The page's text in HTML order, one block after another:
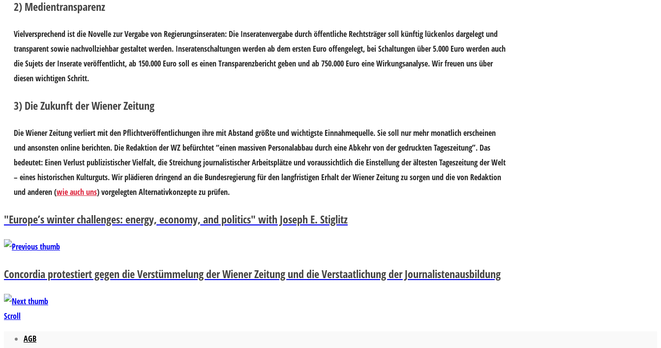
2) Medientransparenz
Vielversprechend ist die Novelle zur Vergabe von Regierungsinseraten: Die Inseratenvergabe durch öffentliche Rechtsträger soll künftig lückenlos dargelegt und
transparent sowie nachvollziehbar gestaltet werden. Inseratenschaltungen werden ab dem ersten Euro offengelegt, bei Schaltungen über 5.000 Euro werden auch
die Sujets der Inserate veröffentlicht, ab 150.000 Euro soll es einen Transparenzbericht geben und ab 750.000 Euro eine Wirkungsanalyse. Wir freuen uns über
diesen wichtigen Schritt.
3) Die Zukunft der Wiener Zeitung
Die Wiener Zeitung verliert mit den Pflichtveröffentlichungen ihre mit Abstand größte und wichtigste Einnahmequelle. Sie soll nur mehr monatlich erscheinen
und ansonsten online berichten. Die Redaktion der WZ befürchtet “einen massiven Personalabbau durch eine Abkehr von der gedruckten Tageszeitung”. Das
bedeutet: Einen Verlust publizistischer Vielfalt, die Streichung journalistischer Arbeitsplätze und voraussichtlich die Einstellung der ältesten Tageszeitung der Welt
– eines historischen Kulturguts. Wir plädieren dringend an die Bundesregierung für den langfristigen Erhalt der Wiener Zeitung zu sorgen und die von Redaktion
und anderen (wie auch uns) vorgelegten Alternativkonzepte zu prüfen.
"Europe’s winter challenges: energy, economy, and politics" with Joseph E. Stiglitz
Concordia protestiert gegen die Verstümmelung der Wiener Zeitung und die Verstaatlichung der Journalistenausbildung
Scroll
AGB